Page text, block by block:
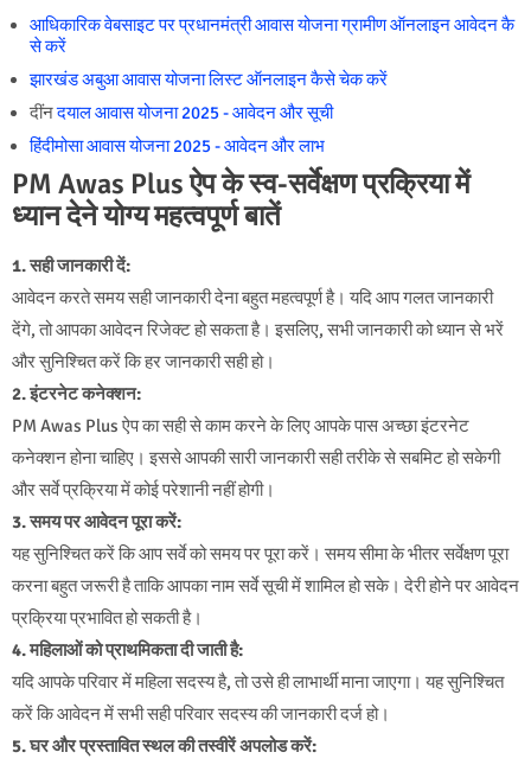
आधिकारिक वेबसाइट पर प्रधानमंत्री आवास योजना ग्रामीण ऑनलाइन आवेदन कै
से करें
झारखंड अबुआ आवास योजना लिस्ट ऑनलाइन कैसे चेक करें
दींनदयाल आवास योजना 2025 - आवेदन और सूची
हिंदीमोसा आवास योजना 2025 - आवेदन और लाभ
PM Awas Plus ऐप के स्व-सर्वेक्षण प्रक्रिया में
ध्यान देने योग्य महत्वपूर्ण बातें
1. सही जानकारी दें:
आवेदन करते समय सही जानकारी देना बहुत महत्वपूर्ण है। यदि आप गलत जानकारी
देंगे, तो आपका आवेदन रिजेक्ट हो सकता है। इसलिए, सभी जानकारी को ध्यान से भरें
और सुनिश्चित करें कि हर जानकारी सही हो।
2. इंटरनेट कनेक्शन:
PM Awas Plus ऐप का सही से काम करने के लिए आपके पास अच्छा इंटरनेट
कनेक्शन होना चाहिए। इससे आपकी सारी जानकारी सही तरीके से सबमिट हो सकेगी
और सर्वे प्रक्रिया में कोई परेशानी नहीं होगी।
3. समय पर आवेदन पूरा करें:
यह सुनिश्चित करें कि आप सर्वे को समय पर पूरा करें। समय सीमा के भीतर सर्वेक्षण पूरा
करना बहुत जरूरी है ताकि आपका नाम सर्वे सूची में शामिल हो सके। देरी होने पर आवेदन
प्रक्रिया प्रभावित हो सकती है।
4. महिलाओं को प्राथमिकता दी जाती है:
यदि आपके परिवार में महिला सदस्य है, तो उसे ही लाभार्थी माना जाएगा। यह सुनिश्चित
करें कि आवेदन में सभी सही परिवार सदस्य की जानकारी दर्ज हो।
5. घर और प्रस्तावित स्थल की तस्वीरें अपलोड करें: